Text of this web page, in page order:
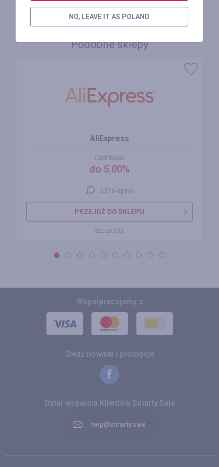
Podobne sklepy
AliExpress
Cashback
do 5.00%
2316 opinii
PRZEJDŹ DO SKLEPU
SZCZEGÓŁY
Współpracujemy z
Śledź nowinki i promocje
Dział wsparcia Klientów Smarty.Sale
help@smarty.sale
NO, LEAVE IT AS POLAND